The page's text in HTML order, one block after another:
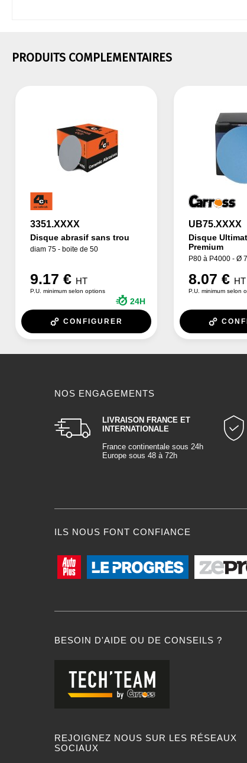
PRODUITS COMPLEMENTAIRES
3351.XXXX
Disque abrasif sans trou
diam 75 - boite de 50
9.17 € HT
P.U. minimum selon options
24H
CONFIGURER
UB75.XXXX
Disque
Premium
P80 à P4000 - Ø
8.07 € HT
P.U. minimum selon
NOS ENGAGEMENTS
LIVRAISON FRANCE ET
INTERNATIONALE
France continentale sous 24h
Europe sous 48 à 72h
ILS NOUS FONT CONFIANCE
BESOIN D'AIDE OU DE CONSEILS ?
REJOIGNEZ NOUS SUR LES RÉSEAUX
SOCIAUX